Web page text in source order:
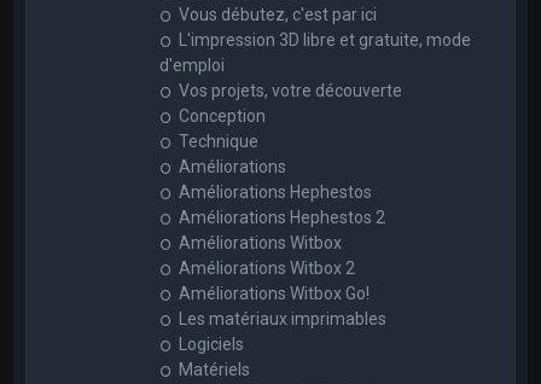
Vous débutez, c'est par ici
L'impression 3D libre et gratuite, mode
d'emploi
Vos projets, votre découverte
Conception
Technique
Améliorations
Améliorations Hephestos
Améliorations Hephestos 2
Améliorations Witbox
Améliorations Witbox 2
Améliorations Witbox Go!
Les matériaux imprimables
Logiciels
Matériels